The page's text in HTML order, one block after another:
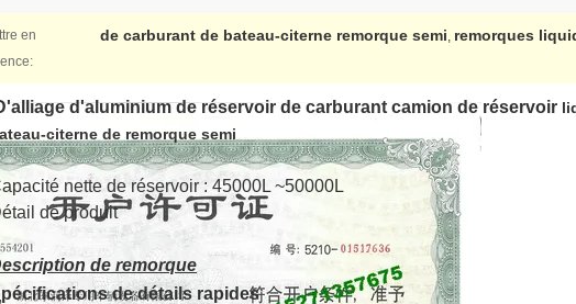
en
de carburant de bateau-citerne remorque semi, remorques
d'aluminium de réservoir de carburant camion de réservoir
citerne de remorque semi
nette de réservoir : 45000L ~50000L
de produit
de remorque
de détails rapides